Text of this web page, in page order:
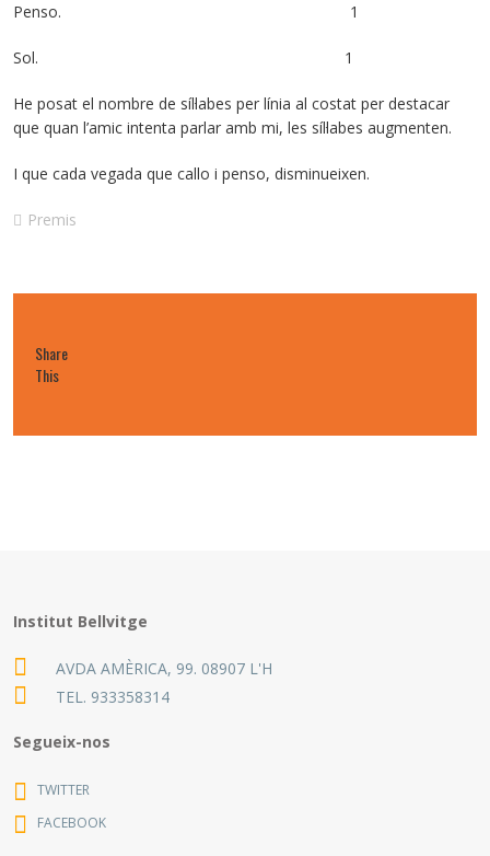
Penso. 1
Sol. 1
He posat el nombre de síl·labes per línia al costat per destacar
que quan l’amic intenta parlar amb mi, les síl·labes augmenten.
I que cada vegada que callo i penso, disminueixen.
Premis
Share
This
Institut Bellvitge
AVDA AMÈRICA, 99. 08907 L'H
TEL. 933358314
Segueix-nos
TWITTER
FACEBOOK